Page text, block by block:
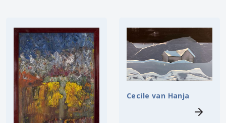
Cecile van Hanja